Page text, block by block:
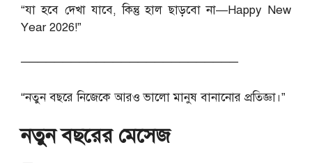
“যা হবে দেখা যাবে, কিন্তু হাল ছাড়বো না—Happy New
Year 2026!”
──────────────────────────
“নতুন বছরে নিজেকে আরও ভালো মানুষ বানানোর প্রতিজ্ঞা।”
নতুন বছরের মেসেজ